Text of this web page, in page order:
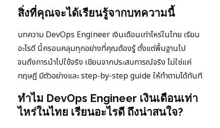
สิ่งที่คุณจะได้เรียนรู้จากบทความนี้
บทความ DevOps Engineer เงินเดือนเท่าไหร่ในไทย เรียน
อะไรดี นี้ครอบคลุมทุกอย่างที่คุณต้องรู้ ตั้งแต่พื้นฐานไป
จนถึงการนำไปใช้จริง เขียนจากประสบการณ์จริง ไม่ใช่แค่
ทฤษฎี มีตัวอย่างและ step-by-step guide ให้ทำตามได้ทันที
ทำไม DevOps Engineer เงินเดือนเท่า
ไหร่ในไทย เรียนอะไรดี ถึงน่าสนใจ?